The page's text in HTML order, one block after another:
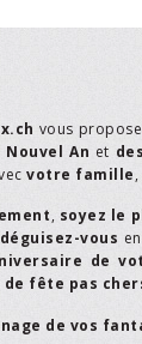
vous propose
Nouvel An et
votre famille,
, soyez le
déguisez-vous en
de
de fête pas
de vos